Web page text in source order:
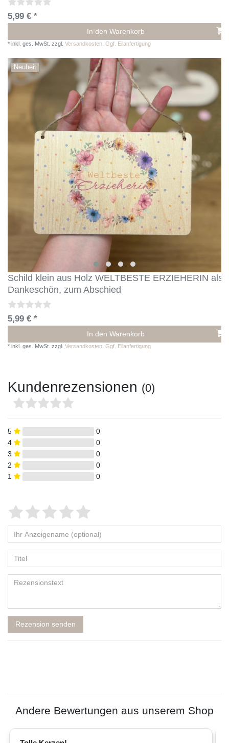
5,99 € *
In den Warenkorb
* inkl. ges. MwSt. zzgl. Versandkosten. Ggf. Eilanfertigung
Neuheit
Schild klein aus Holz WELTBESTE ERZIEHERIN als
Dankeschön, zum Abschied
5,99 € *
In den Warenkorb
* inkl. ges. MwSt. zzgl. Versandkosten. Ggf. Eilanfertigung
Kundenrezensionen (0)
5
0
4
0
3
0
2
0
1
0
Rezension senden
Andere Bewertungen aus unserem Shop